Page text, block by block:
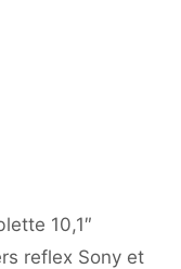
10,1″
reflex Sony et